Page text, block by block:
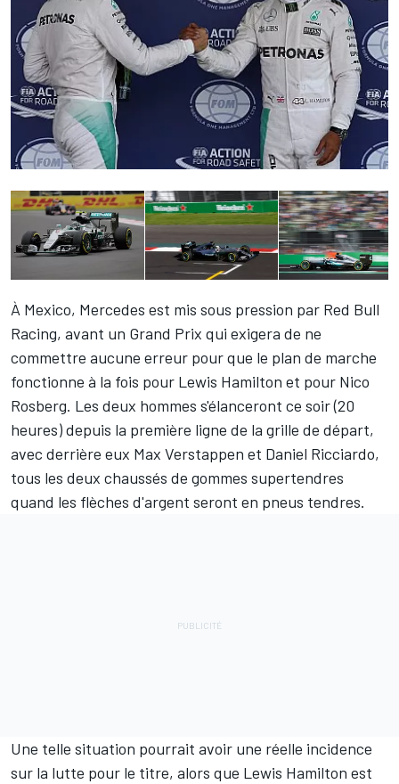
À Mexico, Mercedes est mis sous pression par Red Bull
Racing, avant un Grand Prix qui exigera de ne
commettre aucune erreur pour que le plan de marche
fonctionne à la fois pour Lewis Hamilton et pour Nico
Rosberg. Les deux hommes s'élanceront ce soir (20
heures) depuis la première ligne de la grille de départ,
avec derrière eux Max Verstappen et Daniel Ricciardo,
tous les deux chaussés de gommes supertendres
quand les flèches d'argent seront en pneus tendres.
Une telle situation pourrait avoir une réelle incidence
sur la lutte pour le titre, alors que Lewis Hamilton est